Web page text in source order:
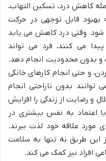
کاهش درد، تسکین التهاب،
قابل توجهی در حرکت
شود. وقتی درد کاهش می یابد
می کنند، فرد می تواند
و بدون محدودیت انجام دهد.
و حتی انجام کارهای خانگی
بدون ناراحتی انجام
و رضایت از زندگی را افزایش
اعتماد به نفس بیشتری در
مورد علاقه خود لذت ببرند.
این طریق نه تنها به سلامت
افراد نیز کمک می کند.